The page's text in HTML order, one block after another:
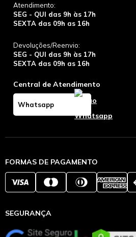
Atendimento:
SEG - QUI das 9h às 17h
SEXTA das 09h as 16h
Devoluções/Reenvio:
SEG - QUI das 9h às 17h
SEXTA das 09h as 16h
Central de Atendimento
Whatsapp
FORMAS DE PAGAMENTO
SEGURANÇA